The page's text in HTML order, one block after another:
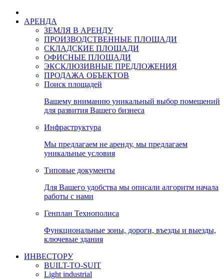
АРЕНДА
ЗЕМЛЯ В АРЕНДУ
ПРОИЗВОДСТВЕННЫЕ ПЛОЩАДИ
СКЛАДСКИЕ ПЛОЩАДИ
ОФИСНЫЕ ПЛОЩАДИ
ЭКСКЛЮЗИВНЫЕ ПРЕДЛОЖЕНИЯ
ПРОДАЖА ОБЪЕКТОВ
Поиск площадей
Вашему вниманию уникальный выбор помещений
для развития Вашего бизнеса
Инфраструктура
Мы предлагаем не аренду, мы предлагаем
уникальные условия
Типовые документы
Для Вашего удобства мы описали алгоритм начала
работы с нами
Генплан Технополиса
Функциональные зоны, дороги, въезды и выезды,
ключевые здания
ИНВЕСТОРУ
BUILT-TO-SUIT
Light industrial